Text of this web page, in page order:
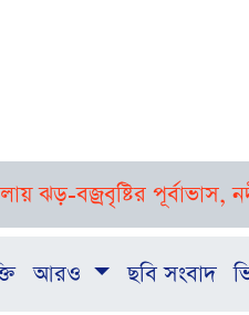
পূর্বাভাস,
আরও ছবি সংবাদ